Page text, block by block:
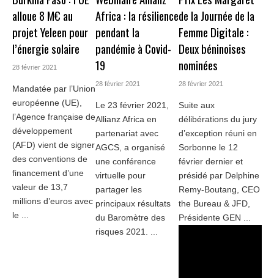
alloue 8 M€ au
projet Yeleen pour
l’énergie solaire
28 février 2021
Mandatée par l’Union
européenne (UE),
l’Agence française de
développement
(AFD) vient de signer
des conventions de
financement d’une
valeur de 13,7
millions d’euros avec
le ...
Africa : la résilience
pendant la
pandémie à Covid-
19
28 février 2021
Le 23 février 2021,
Allianz Africa en
partenariat avec
AGCS, a organisé
une conférence
virtuelle pour
partager les
principaux résultats
du Baromètre des
risques 2021. ...
de la Journée de la
Femme Digitale :
Deux béninoises
nominées
28 février 2021
Suite aux
délibérations du jury
d’exception réuni en
Sorbonne le 12
février dernier et
présidé par Delphine
Remy-Boutang, CEO
the Bureau & JFD,
Présidente GEN ...